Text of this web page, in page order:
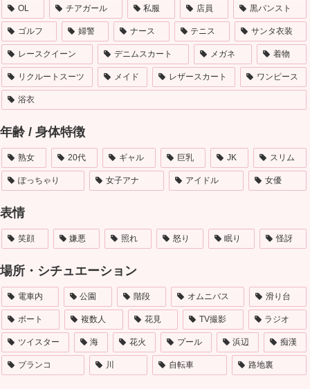
OL チアガール 私服 店員 黒パンスト
ゴルフ 婦警 ナース テニス サンタ衣装
レースクイーン デニムスカート メガネ 着物
リクルートスーツ メイド レザースカート ワンピース
浴衣
年齢 / 身体特徴
熟女 20代 ギャル 巨乳 JK スリム
ぽっちゃり 女子アナ アイドル 女優
表情
笑顔 嫌悪 照れ 怒り 眠り 怪訝
場所・シチュエーション
電車内 公園 階段 オムニバス 滑り台
ボート 複数人 花見 TV撮影 ラジオ
ツイスター 海 花火 プール 浜辺 痴漢
ブランコ 川 自転車 路地裏